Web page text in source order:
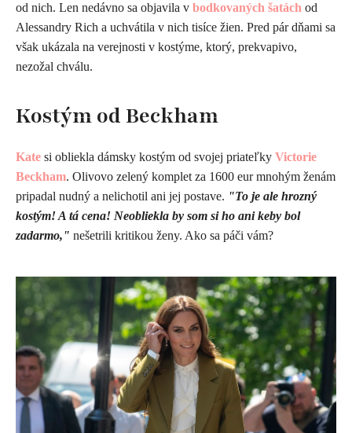
od nich. Len nedávno sa objavila v bodkovaných šatách od
Alessandry Rich a uchvátila v nich tisíce žien. Pred pár dňami sa
však ukázala na verejnosti v kostýme, ktorý, prekvapivo,
nezožal chválu.
Kostým od Beckham
Kate si obliekla dámsky kostým od svojej priateľky Victorie
Beckham. Olivovo zelený komplet za 1600 eur mnohým ženám
pripadal nudný a nelichotil ani jej postave. "To je ale hrozný
kostým! A tá cena! Neobliekla by som si ho ani keby bol
zadarmo," nešetrili kritikou ženy. Ako sa páči vám?